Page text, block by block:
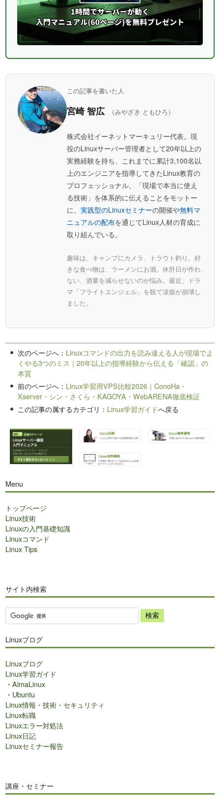
この記事を書いた人
宮崎 智広 （みやざき ともひろ）
株式会社イーネットマーキュリー代表。現
役のLinuxサーバー管理者として20年以上の
実務経験を持ち、これまでに累計3,100名以
上のエンジニアを指導してきたLinux教育の
プロフェッショナル。「現場で本当に使え
る技術」を体系的に伝えることをモットー
に、実践型のLinuxセミナーの開催や無料マ
ニュアルの配布を通じてLinux人材の育成に
取り組んでいる。
趣味は、キャンプにカメラ、トラウト釣り。好
きな食べ物は、ラーメンにお酒。休肝日が作れ
ない、酒量を減らせないのが悩み。最近、ドラ
マ「フライトエンジェル」を観て涙腺が崩壊し
ました。
次のページへ： Linuxコマンドの出力を読み違える人が現場でよ
くやる3つのミス｜20年以上の指導経験から伝える「確認」の
本質
前のページへ： Linux学習用VPS比較2026｜ConoHa・
Xserver・シン・さくら・KAGOYA・WebARENA徹底検証
この記事の属するカテゴリ： Linux学習ガイドへ戻る
Menu
トップページ
Linux技術
Linuxの入門基礎知識
Linuxコマンド
Linux Tips
サイト内検索
サ
イ
内
索
Linuxブログ
Linuxブログ
Linux学習ガイド
・AlmaLinux
・ Ubuntu
Linux情報・技術・セキュリティ
Linux転職
Linuxエラー対処法
Linux日記
Linuxセミナー報告
講座・セミナー